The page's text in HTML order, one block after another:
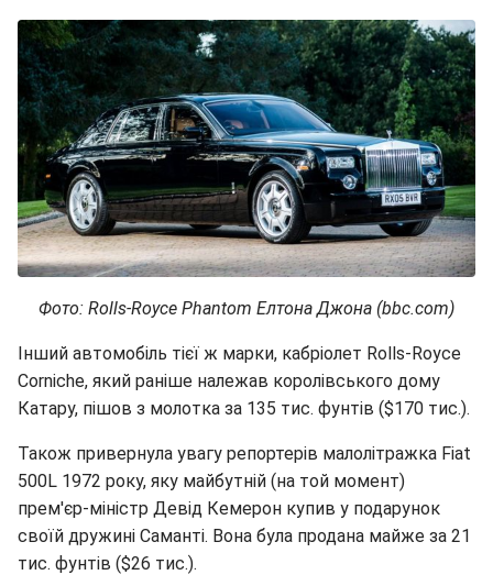
Фото: Rolls-Royce Phantom Елтона Джона (bbc.com)
Інший автомобіль тієї ж марки, кабріолет Rolls-Royce
Corniche, який раніше належав королівського дому
Катару, пішов з молотка за 135 тис. фунтів ($170 тис.).
Також привернула увагу репортерів малолітражка Fiat
500L 1972 року, яку майбутній (на той момент)
прем'єр-міністр Девід Кемерон купив у подарунок
своїй дружині Саманті. Вона була продана майже за 21
тис. фунтів ($26 тис.).